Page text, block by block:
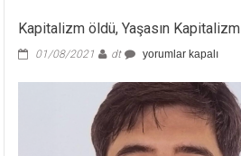
Kapitalizm öldü, Yaşasın Kapitalizm
01/08/2021 dt
Kapitalizm
Yaşasın
Kapitalizm
için
yorumlar kapalı